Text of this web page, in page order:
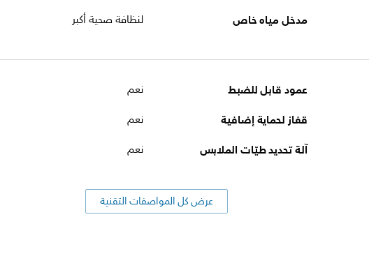
مدخل مياه خاص لنظافة صحية أكبر
عمود قابل للضبط نعم
قفاز لحماية إضافية نعم
آلة تحديد طيّات الملابس نعم
عرض كل المواصفات التقنية